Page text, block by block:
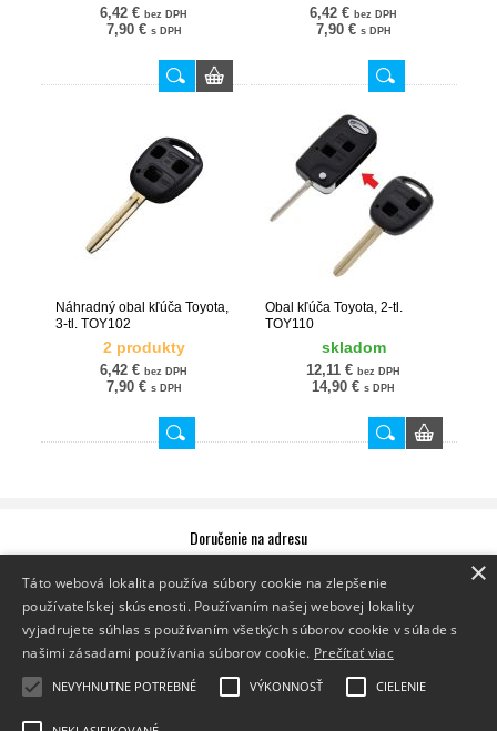
6,42 € bez DPH
7,90 € s DPH
6,42 € bez DPH
7,90 € s DPH
Náhradný obal kľúča Toyota,
3-tl. TOY102
2 produkty
6,42 € bez DPH
7,90 € s DPH
Obal kľúča Toyota, 2-tl.
TOY110
skladom
12,11 € bez DPH
14,90 € s DPH
Doručenie na adresu
Sledovanie zásielky
Doručenie na výdajné miesto
Vyzdvihnite si zásielku na jednom z výdajných miest Packeta.
Zoznam výdajných miest
Doručenie do Z-BOXu
Vyzdvihnite si zásielku v Z-BOXe,
ktorý je vám k dispozícii 24/7.
×
Táto webová lokalita používa súbory cookie na zlepšenie
používateľskej skúsenosti. Používaním našej webovej lokality
vyjadrujete súhlas s používaním všetkých súborov cookie v súlade s
našimi zásadami používania súborov cookie. Prečítať viac
NEVYHNUTNE POTREBNÉ VÝKONNOSŤ CIELENIE